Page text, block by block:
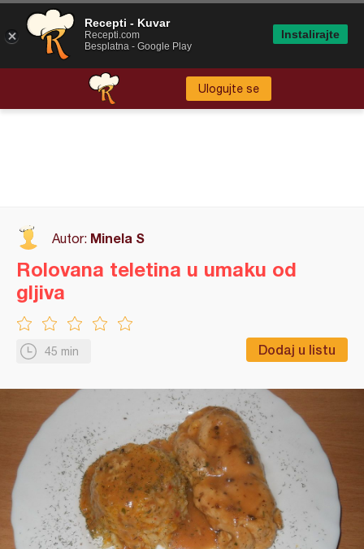
Ulogujte se
Autor: Minela S
45 min Dodaj u listu
Rolovana teletina u umaku od
gljiva
Recepti - Kuvar
Recepti.com
Besplatna - Google Play
Instalirajte